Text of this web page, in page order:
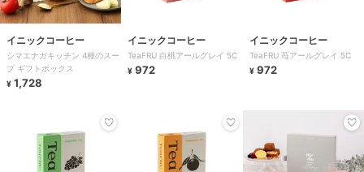
イニックコーヒー
シマエナガキッチン 4種のスー
プ ギフトボックス
¥ 1,728
イニックコーヒー
TeaFRU 白桃アールグレイ 5C
¥ 972
イニックコーヒー
TeaFRU 苺アールグレイ 5C
¥ 972